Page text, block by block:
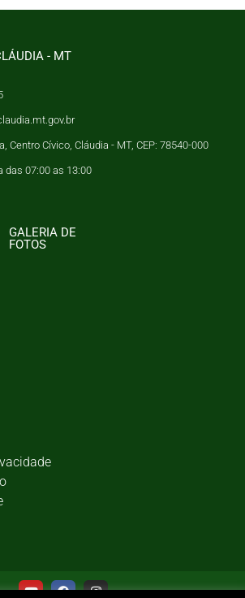
- MT
Centro Cívico, Cláudia - MT, CEP: 78540-000
das 07:00 as 13:00
GALERIA DE
FOTOS